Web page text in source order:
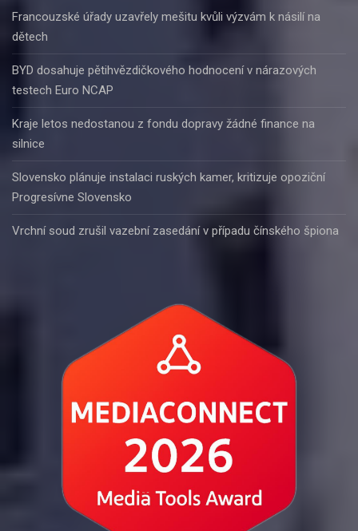
Francouzské úřady uzavřely mešitu kvůli výzvám k násilí na
dětech
BYD dosahuje pětihvězdičkového hodnocení v nárazových
testech Euro NCAP
Kraje letos nedostanou z fondu dopravy žádné finance na
silnice
Slovensko plánuje instalaci ruských kamer, kritizuje opoziční
Progresívne Slovensko
Vrchní soud zrušil vazební zasedání v případu čínského špiona